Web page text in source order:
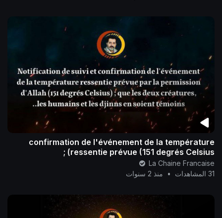
confirmation de l'événement de la température
ressentie prévue (151 degrés Celsius) ;
La Chaine Francaise
31 المشاهدات
• منذ 2 سنوات